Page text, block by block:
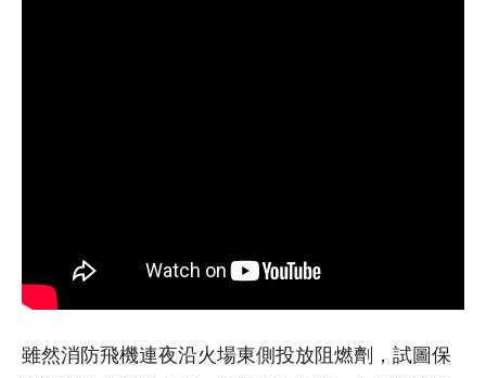
雖然消防飛機連夜沿火場東側投放阻燃劑，試圖保